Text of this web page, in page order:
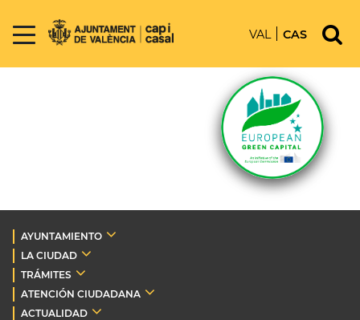
VAL CAS
AYUNTAMIENTO
LA CIUDAD
TRÁMITES
ATENCIÓN CIUDADANA
ACTUALIDAD